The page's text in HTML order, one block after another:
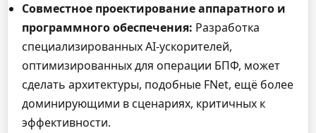
Совместное проектирование аппаратного и
программного обеспечения: Разработка
специализированных AI-ускорителей,
оптимизированных для операции БПФ, может
сделать архитектуры, подобные FNet, ещё более
доминирующими в сценариях, критичных к
эффективности.